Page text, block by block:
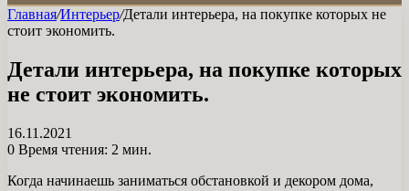
Главная/Интерьер/Детали интерьера, на покупке которых не
стоит экономить.
Детали интерьера, на покупке которых
не стоит экономить.
16.11.2021
0 Время чтения: 2 мин.
Когда начинаешь заниматься обстановкой и декором дома,